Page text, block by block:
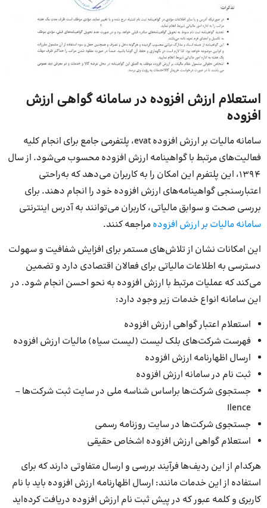
استعلام ارزش افزوده در سامانه گواهی ارزش
افزوده
سامانه مالیات بر ارزش افزوده evat، پلتفرمی جامع برای انجام کلیه
فعالیت‌های مرتبط با گواهینامه ارزش افزوده محسوب می‌شود. از سال
1394، این پلتفرم این امکان را به کاربران می‌دهد که به‌راحتی
اعتبارسنجی گواهینامه‌های ارزش افزوده خود را انجام دهند. برای
بررسی صحت و سوابق مالیاتی، کاربران می‌توانند به آدرس اینترنتی
سامانه مالیات بر ارزش افزودهمراجعه کنند.
این امکانات نشان از تلاش‌های مستمر برای افزایش شفافیت و سهولت
دسترسی به اطلاعات مالیاتی برای فعالان اقتصادی دارد و تضمین
می‌کند که عملیات مرتبط با ارزش افزوده به نحو احسن انجام شود. در
این سامانه انواع خدمات زیر وجود دارد:
استعلام اعتبا‌ر گواهی ارزش افزوده
فهرست شرکت‌های بلک لیست (لیست سیاه) مالیات ارزش افزوده
ارسال اظهارنامه ارزش افزوده
ثبت نام در سامانه ارزش افزوده
جستجوی شرکت‌ها براساس شناسه ملی در سایت ثبت شرکت‌ها –
Ilence
جستجوی شرکت‌ها در سایت روزنامه رسمی
استعلام گواهی ارزش افزوده اشخاص حقیقی
هرکدام از این ردیف‌ها فرآیند بررسی و ارسال متفاوتی دارند که برای
استفاده از این خدمات مانند: ارسال اظهارنامه ارزش افزوده باید با نام
کاربری و کلمه عبور که در پیش ثبت نام ارزش افزوده دریافت کرده‌اید